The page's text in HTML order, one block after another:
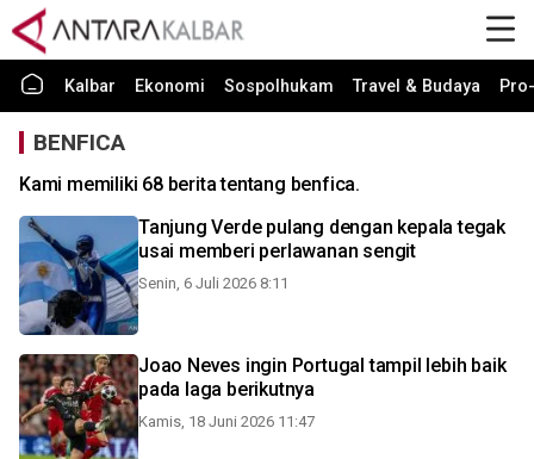
Kalbar Ekonomi Sospolhukam Travel & Budaya
BENFICA
Kami memiliki 68 berita tentang benfica.
Tanjung Verde pulang dengan kepala tegak
usai memberi perlawanan sengit
Senin, 6 Juli 2026 8:11
Joao Neves ingin Portugal tampil lebih baik
pada laga berikutnya
Kamis, 18 Juni 2026 11:47